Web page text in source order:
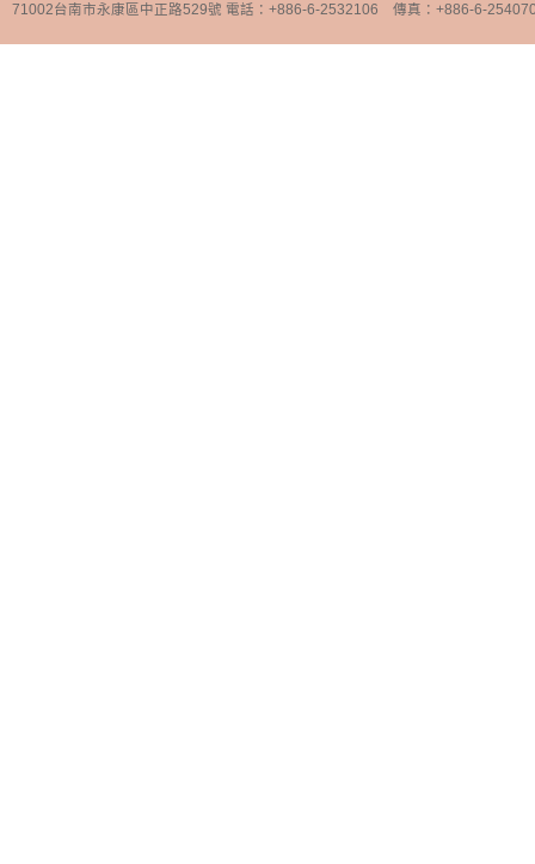
71002台南市永康區中正路529號 電話：+886-6-2532106 傳真：+886-6-